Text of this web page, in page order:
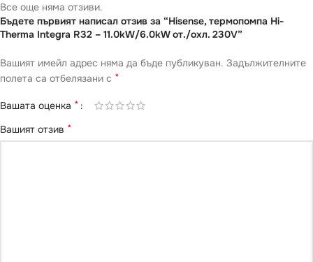
Все още няма отзиви.
Бъдете първият написал отзив за “Hisense, термопомпа Hi-
Therma Integra R32 – 11.0kW/6.0kW от./охл. 230V”
Вашият имейл адрес няма да бъде публикуван. Задължителните
полета са отбелязани с *
Вашата оценка *
Вашият отзив *